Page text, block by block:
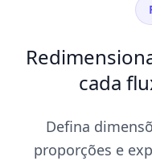
cada
Defina
proporções e